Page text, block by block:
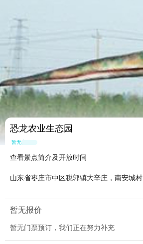
恐龙农业生态园
暂无点评
查看景点简介及开放时间
山东省枣庄市中区税郭镇大辛庄，南安城村
暂无报价
暂无门票预订，我们正在努力补充